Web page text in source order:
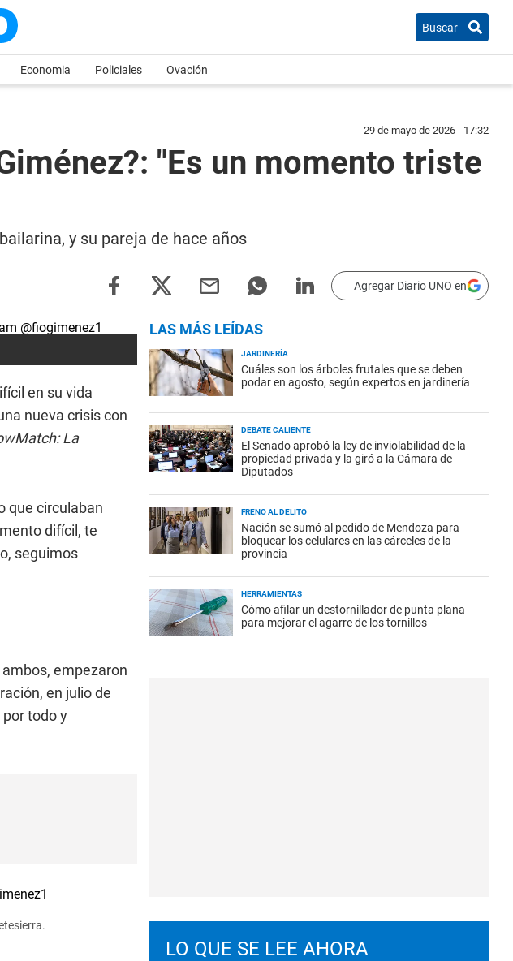
Buscar
Economia Policiales Ovación
29 de mayo de 2026 - 17:32
"Es un momento triste
y su pareja de hace años
Agregar Diario UNO en
en su vida
nueva crisis con
La
que circulaban
difícil, te
seguimos
empezaron
en julio de
todo y
LAS MÁS LEÍDAS
JARDINERÍA
Cuáles son los árboles frutales que se deben
podar en agosto, según expertos en jardinería
DEBATE CALIENTE
El Senado aprobó la ley de inviolabilidad de la
propiedad privada y la giró a la Cámara de
Diputados
FRENO AL DELITO
Nación se sumó al pedido de Mendoza para
bloquear los celulares en las cárceles de la
provincia
HERRAMIENTAS
Cómo afilar un destornillador de punta plana
para mejorar el agarre de los tornillos
LO QUE SE LEE AHORA